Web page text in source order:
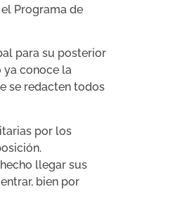
Programa de
para su posterior
ya conoce la
se redacten todos
por los
llegar sus
bien por